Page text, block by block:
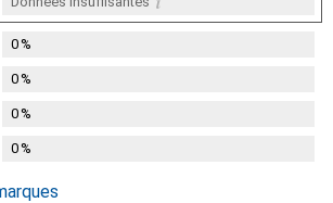
0%
0%
0%
0%